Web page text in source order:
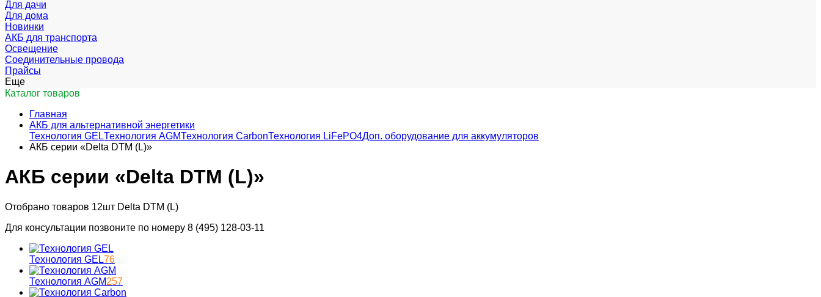
Для дачи
Для дома
Новинки
АКБ для транспорта
Освещение
Соединительные провода
Прайсы
Еще
Каталог товаров
Главная
АКБ для альтернативной энергетики
Технология GELТехнология AGMТехнология CarbonТехнология LiFePO4Доп. оборудование для аккумуляторов
АКБ серии «Delta DTM (L)»
АКБ серии «Delta DTM (L)»
Отобрано товаров 12шт Delta DTM (L)
Для консультации позвоните по номеру 8 (495) 128-03-11
Технология GEL76
Технология AGM257